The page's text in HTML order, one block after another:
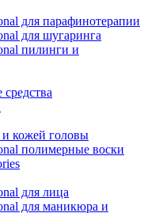
для парафинотерапии
для шугаринга
пилинги и
и кожей головы
полимерные воски
для лица
для маникюра и